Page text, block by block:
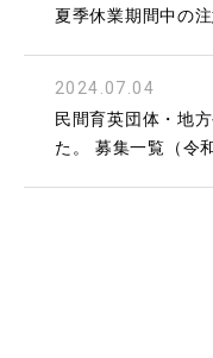
夏季休業期間中の
2024.07.04
民間育英団体・地
た。 募集一覧（